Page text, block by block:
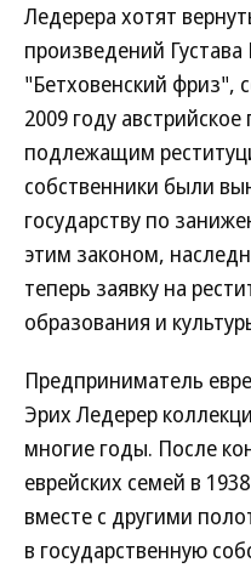
Ледерера хотят
произведений
"Бетховенский фриз",
2009 году
подлежащим
собственники были
государству по
этим законом,
теперь заявку на
образования и
Предприниматель
Эрих Ледерер
многие годы. После
еврейских семей в
вместе с другими
в государственную